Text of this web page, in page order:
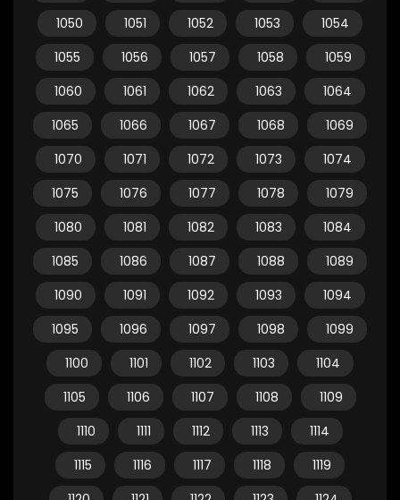
1050
1051 1052 1053
1054
1055
1056 1057 1058
1059
1060
1061 1062 1063
1064
1065
1066 1067 1068
1069
1070
1071 1072 1073
1074
1075
1076 1077 1078
1079
1080
1081 1082 1083
1084
1085
1086 1087 1088
1089
1090
1091 1092 1093
1094
1095
1096 1097 1098
1099
1100
1101 1102 1103
1104
1105
1106 1107 1108
1109
1110
1111 1112 1113
1114
1115
1116 1117 1118
1119